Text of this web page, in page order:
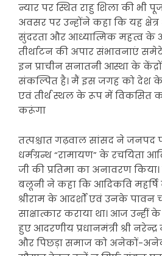
न्यार पर स्थित राहु शिला की भी
अवसर पर उन्होंने कहा कि यह
सुंदरता और आध्यात्मिक महत्व के
तीर्थाटन की अपार संभावनाएं
इन प्राचीन सनातनी आस्था के
संकल्पित है। मैं इस जगह को देश
एवं तीर्थ स्थल के रूप में विकसित
करूंगा
तत्पश्चात गढ़वाल सांसद ने जनपद
धर्मग्रन्थ “रामायण” के रचयिता
जी की प्रतिमा का अनावरण
बलूनी ने कहा कि आदिकवि महर्षि
श्रीराम के आदर्शों एवं उनके पावन
साक्षात्कार कराया था। आज उन्हीं
हुए आदरणीय प्रधानमंत्री श्री
और पिछड़ा समाज को अनेकों-